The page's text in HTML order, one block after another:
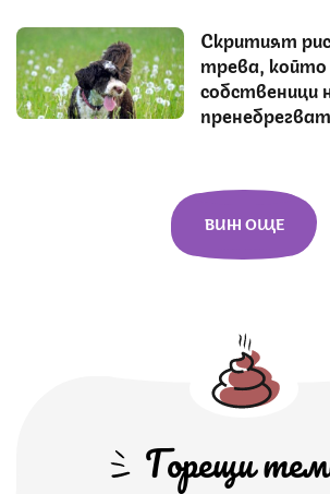
Скритият
трева,
собственици
пренебрегват
ВИЖ ОЩЕ
Горещи